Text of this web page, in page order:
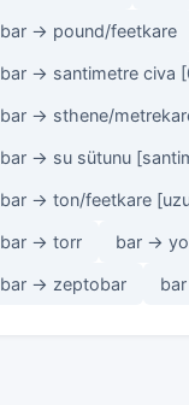
bar → pound/feetkare
bar → santimetre civa
bar → sthene/
bar → su sütunu
bar → ton/feetkare
bar → torr bar →
bar → zeptobar